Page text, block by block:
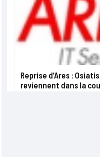
Reprise d’Ares :
reviennent dans la